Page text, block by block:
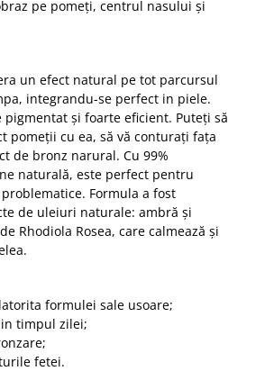
pe pomeți, centrul nasului și
un efect natural pe tot parcursul
integrandu-se perfect in piele.
pigmentat și foarte eficient. Puteți să
pomeții cu ea, să vă conturați fața
de bronz narural. Cu 99%
naturală, este perfect pentru
Formula a fost
de uleiuri naturale: ambră și
Rhodiola Rosea, care calmează și
formulei sale usoare;
timpul zilei;
fetei.